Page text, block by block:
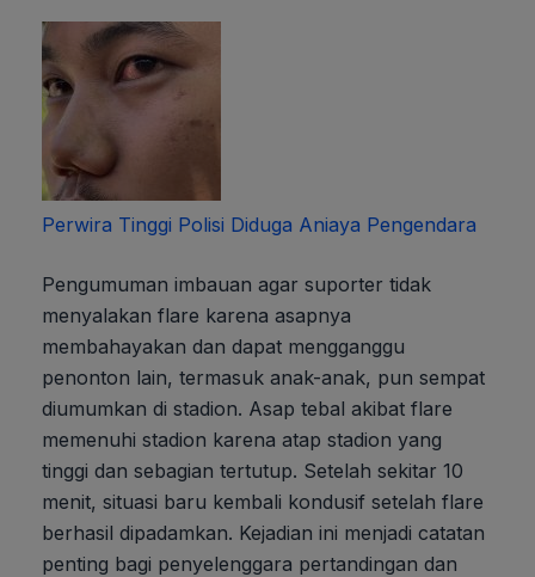
Perwira Tinggi Polisi Diduga Aniaya Pengendara
Pengumuman imbauan agar suporter tidak
menyalakan flare karena asapnya
membahayakan dan dapat mengganggu
penonton lain, termasuk anak-anak, pun sempat
diumumkan di stadion. Asap tebal akibat flare
memenuhi stadion karena atap stadion yang
tinggi dan sebagian tertutup. Setelah sekitar 10
menit, situasi baru kembali kondusif setelah flare
berhasil dipadamkan. Kejadian ini menjadi catatan
penting bagi penyelenggara pertandingan dan